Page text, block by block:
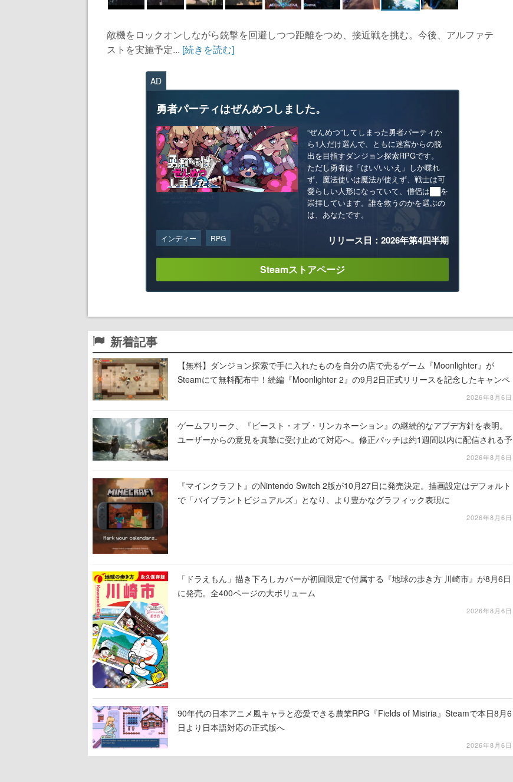
敵機をロックオンしながら銃撃を回避しつつ距離をつめ、接近戦を挑む。今後、アルファテ
ストを実施予定... [続きを読む]
AD
勇者パーティはぜんめつしました。
“ぜんめつ”してしまった勇者パーティか
ら1人だけ選んで、ともに迷宮からの脱
出を目指すダンジョン探索RPGです。
ただし勇者は「はい/いいえ」しか喋れ
ず、魔法使いは魔法が使えず、戦士は可
愛らしい人形になっていて、僧侶は██を
崇拝しています。誰を救うのかを選ぶの
は、あなたです。
インディー RPG リリース日：2026年第4四半期
Steamストアページ
新着記事
【無料】ダンジョン探索で手に入れたものを自分の店で売るゲーム『Moonlighter』が
Steamにて無料配布中！続編『Moonlighter 2』の9月2日正式リリースを記念したキャンペ
2026年8月6日
ゲームフリーク、『ビースト・オブ・リンカネーション』の継続的なアプデ方針を表明。
ユーザーからの意見を真摯に受け止めて対応へ。修正パッチは約1週間以内に配信される予
2026年8月6日
『マインクラフト』のNintendo Switch 2版が10月27日に発売決定。描画設定はデフォルト
で「バイブラントビジュアルズ」となり、より豊かなグラフィック表現に
2026年8月6日
「ドラえもん」描き下ろしカバーが初回限定で付属する『地球の歩き方 川崎市』が8月6日
に発売。全400ページの大ボリューム
2026年8月6日
90年代の日本アニメ風キャラと恋愛できる農業RPG『Fields of Mistria』Steamで本日8月6
日より日本語対応の正式版へ
2026年8月6日